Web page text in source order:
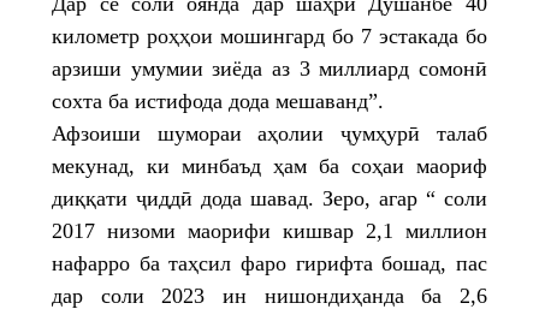
километр роҳҳои мошингард бо 7 эстакада бо
арзиши умумии зиёда аз 3 миллиард сомонӣ
сохта ба истифода дода мешаванд”.
Афзоиши шумораи аҳолии ҷумҳурӣ талаб
мекунад, ки минбаъд ҳам ба соҳаи маориф
диққати ҷиддӣ дода шавад. Зеро, агар “ соли
2017 низоми маорифи кишвар 2,1 миллион
нафарро ба таҳсил фаро гирифта бошад, пас
дар соли 2023 ин нишондиҳанда ба 2,6